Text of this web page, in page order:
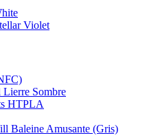
Violet
Sombre
HTPLA
Baleine Amusante (Gris)